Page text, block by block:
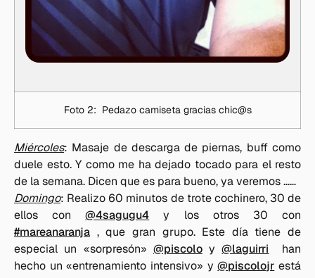
Foto 2: Pedazo camiseta gracias chic@s
Miércoles: Masaje de descarga de piernas, buff como
duele esto. Y como me ha dejado tocado para el resto
de la semana. Dicen que es para bueno, ya veremos ……
Domingo: Realizo 60 minutos de trote cochinero, 30 de
ellos con@4sagugu4 y los otros 30 con
#mareanaranja , que gran grupo. Este día tiene de
especial un «sorpresón» @piscoloy@laguirri han
hecho un «entrenamiento intensivo» y@piscolojr está